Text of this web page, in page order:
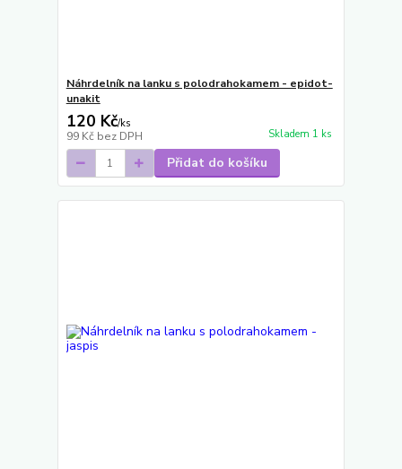
Náhrdelník na lanku s polodrahokamem - epidot-
unakit
120 Kč/ks
99 Kč bez DPH Skladem 1 ks
Přidat do košíku